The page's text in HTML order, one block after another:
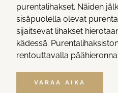
purentalihakset. Näiden
sisäpuolella olevat
sijaitsevat lihakset
kädessä.
rentouttavalla
VARAA AIKA